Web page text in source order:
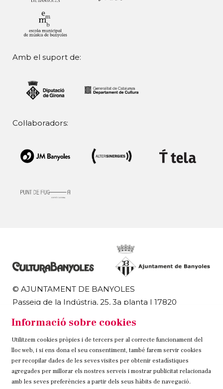
Amb el suport de:
Col·laboradors:
© AJUNTAMENT DE BANYOLES
Passeig de la Indústria, 25, 3a planta | 17820
972 58 18 48 | 972 57 00 50
Sitemap Avís Legal Ús de Cookies Contacteu
Link a instagram
Link a twitter
Link a facebook
Informació sobre cookies
Utilitzem cookies pròpies i de tercers per al correcte funcionament del
lloc web, i si ens dona el seu consentiment, també farem servir cookies
per recopilar dades de les seves visites per obtenir estadístiques
agregades per millorar els nostres serveis i mostrar publicitat relacionada
amb les seves preferències a partir dels seus hàbits de navegació.